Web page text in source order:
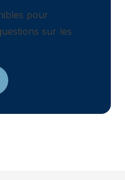
pour
sur les